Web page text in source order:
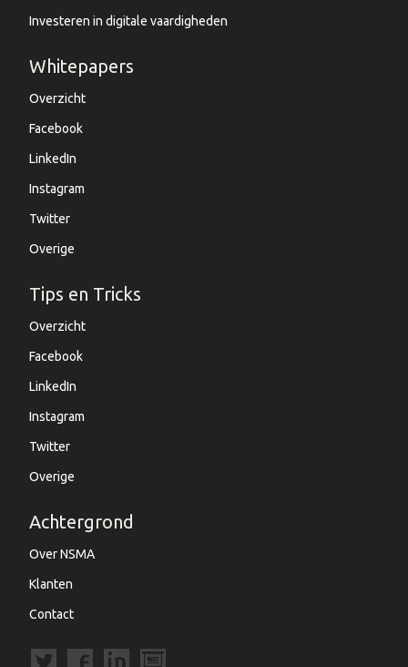
Investeren in digitale vaardigheden
Whitepapers
Overzicht
Facebook
LinkedIn
Instagram
Twitter
Overige
Tips en Tricks
Overzicht
Facebook
LinkedIn
Instagram
Twitter
Overige
Achtergrond
Over NSMA
Klanten
Contact